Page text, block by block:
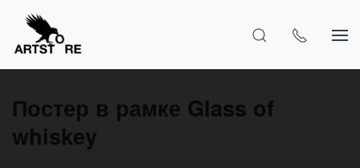
Постер в рамке Glass of
whiskey